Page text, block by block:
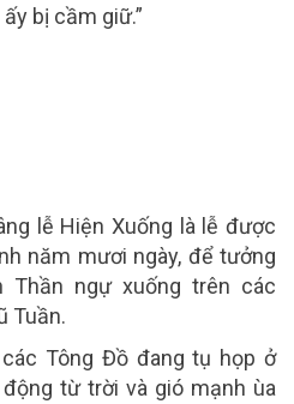
bị cầm giữ.”
lễ Hiện Xuống là lễ được
năm mươi ngày, để tưởng
Thần ngự xuống trên các
Tuần.
Tông Đồ đang tụ họp ở
từ trời và gió mạnh ùa